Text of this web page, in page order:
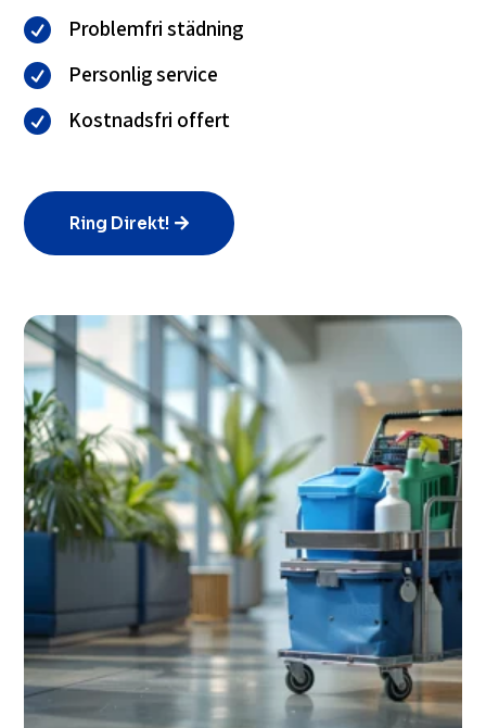
 Problemfri städning
 Personlig service
 Kostnadsfri offert
Ring Direkt!